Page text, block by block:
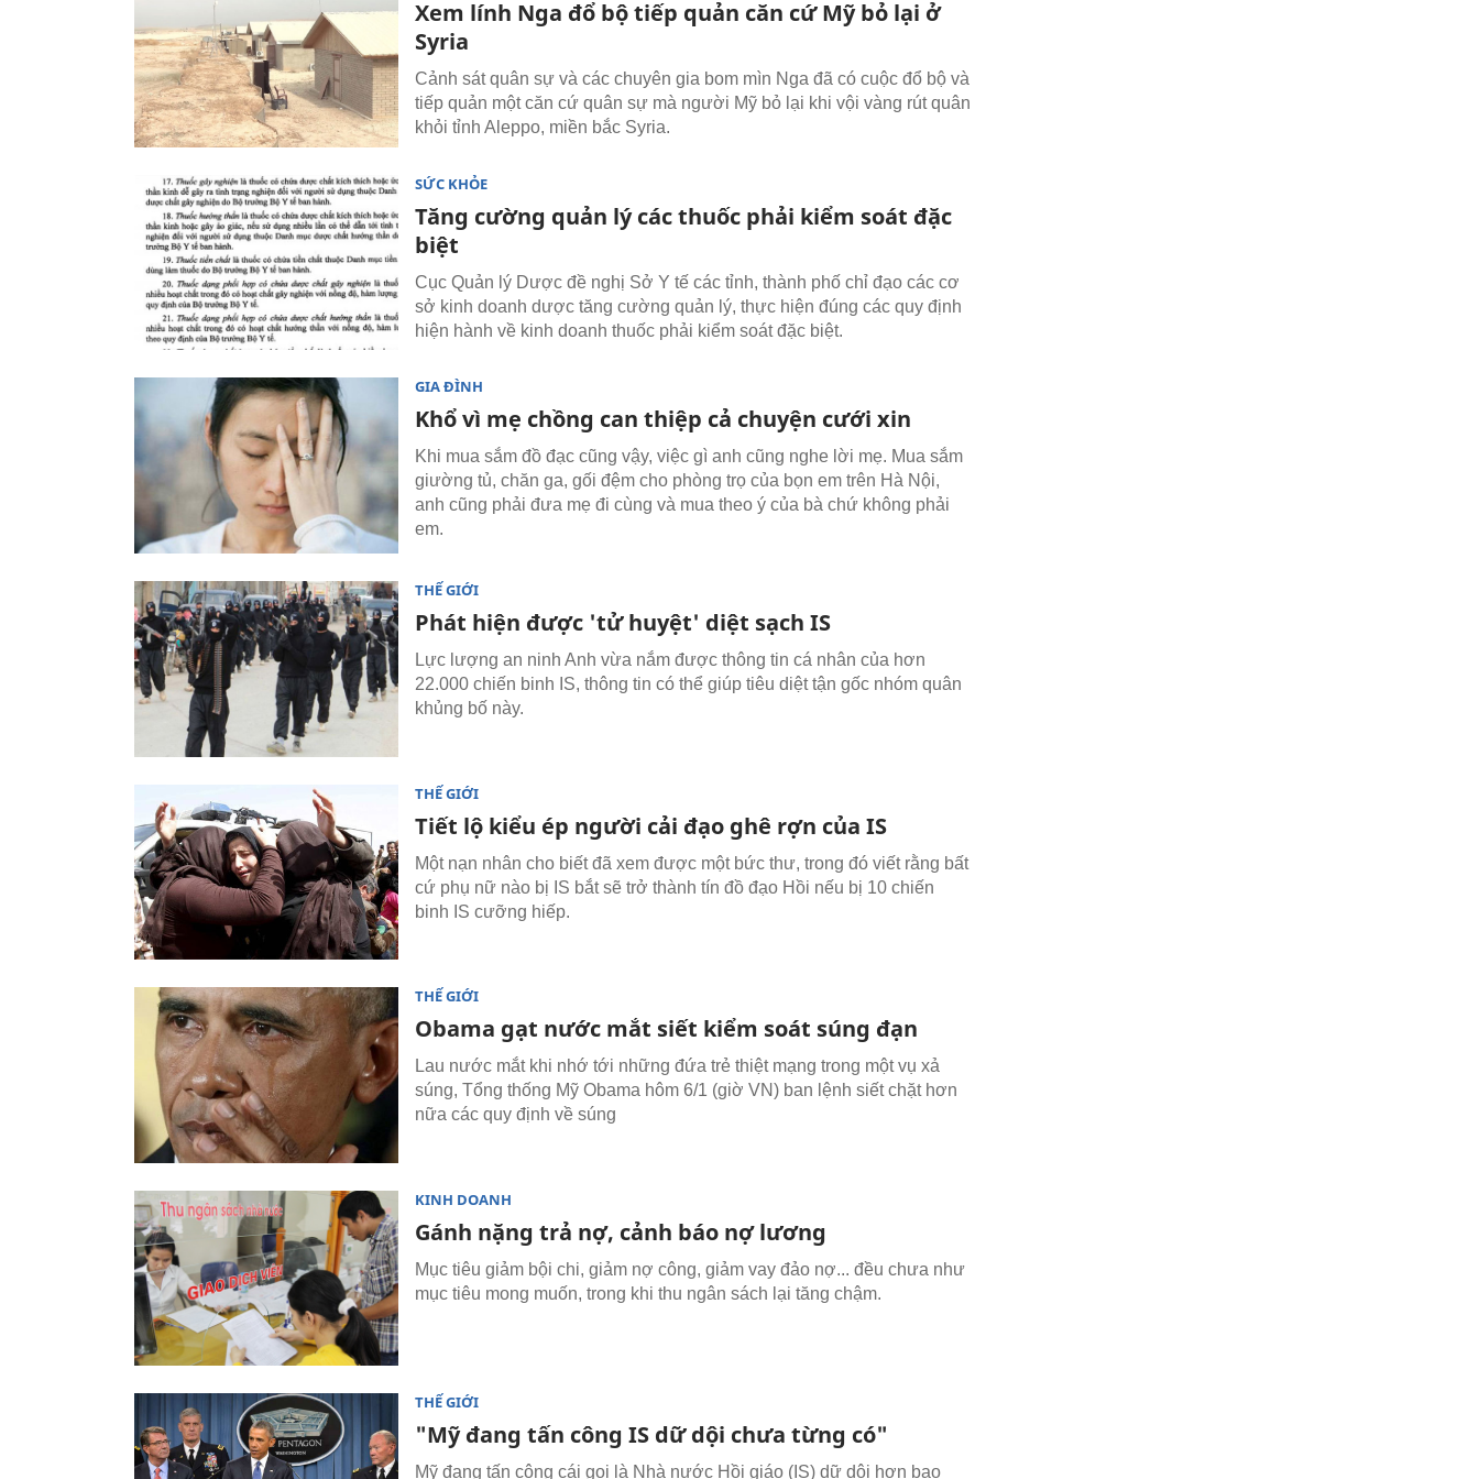
Xem lính Nga đổ bộ tiếp quản căn cứ Mỹ bỏ lại ở
Syria
Cảnh sát quân sự và các chuyên gia bom mìn Nga đã có cuộc đổ bộ và
tiếp quản một căn cứ quân sự mà người Mỹ bỏ lại khi vội vàng rút quân
khỏi tỉnh Aleppo, miền bắc Syria.
SỨC KHỎE
Tăng cường quản lý các thuốc phải kiểm soát đặc
biệt
Cục Quản lý Dược đề nghị Sở Y tế các tỉnh, thành phố chỉ đạo các cơ
sở kinh doanh dược tăng cường quản lý, thực hiện đúng các quy định
hiện hành về kinh doanh thuốc phải kiểm soát đặc biệt.
GIA ĐÌNH
Khổ vì mẹ chồng can thiệp cả chuyện cưới xin
Khi mua sắm đồ đạc cũng vậy, việc gì anh cũng nghe lời mẹ. Mua sắm
giường tủ, chăn ga, gối đệm cho phòng trọ của bọn em trên Hà Nội,
anh cũng phải đưa mẹ đi cùng và mua theo ý của bà chứ không phải
em.
THẾ GIỚI
Phát hiện được 'tử huyệt' diệt sạch IS
Lực lượng an ninh Anh vừa nắm được thông tin cá nhân của hơn
22.000 chiến binh IS, thông tin có thể giúp tiêu diệt tận gốc nhóm quân
khủng bố này.
THẾ GIỚI
Tiết lộ kiểu ép người cải đạo ghê rợn của IS
Một nạn nhân cho biết đã xem được một bức thư, trong đó viết rằng bất
cứ phụ nữ nào bị IS bắt sẽ trở thành tín đồ đạo Hồi nếu bị 10 chiến
binh IS cưỡng hiếp.
THẾ GIỚI
Obama gạt nước mắt siết kiểm soát súng đạn
Lau nước mắt khi nhớ tới những đứa trẻ thiệt mạng trong một vụ xả
súng, Tổng thống Mỹ Obama hôm 6/1 (giờ VN) ban lệnh siết chặt hơn
nữa các quy định về súng
KINH DOANH
Gánh nặng trả nợ, cảnh báo nợ lương
Mục tiêu giảm bội chi, giảm nợ công, giảm vay đảo nợ... đều chưa như
mục tiêu mong muốn, trong khi thu ngân sách lại tăng chậm.
THẾ GIỚI
"Mỹ đang tấn công IS dữ dội chưa từng có"
Mỹ đang tấn công cái gọi là Nhà nước Hồi giáo (IS) dữ dội hơn bao